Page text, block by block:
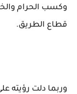
وكسب الحرام
قطاع الطريق.
وربما دلت رؤيته